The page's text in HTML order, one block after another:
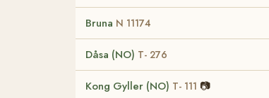
Bruna N 11174
Dåsa (NO) T- 276
Kong Gyller (NO) T- 111 📷